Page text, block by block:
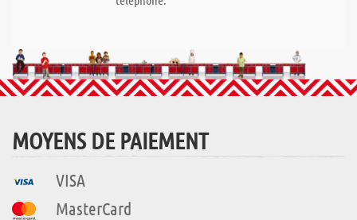
MOYENS DE PAIEMENT
VISA
MasterCard